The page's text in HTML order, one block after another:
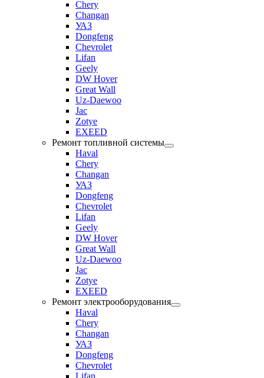
Chery
Changan
УАЗ
Dongfeng
Chevrolet
Lifan
Geely
DW Hover
Great Wall
Uz-Daewoo
Jac
Zotye
EXEED
Ремонт топливной системы
Haval
Chery
Changan
УАЗ
Dongfeng
Chevrolet
Lifan
Geely
DW Hover
Great Wall
Uz-Daewoo
Jac
Zotye
EXEED
Ремонт электрооборудования
Haval
Chery
Changan
УАЗ
Dongfeng
Chevrolet
Lifan